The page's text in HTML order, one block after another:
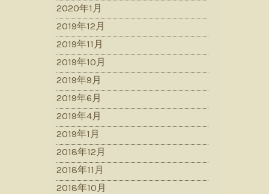
2020年1月
2019年12月
2019年11月
2019年10月
2019年9月
2019年6月
2019年4月
2019年1月
2018年12月
2018年11月
2018年10月